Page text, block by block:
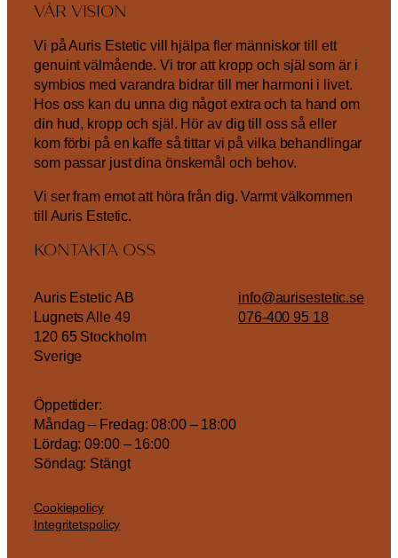
VÅR VISION
Vi på Auris Estetic vill hjälpa fler människor till ett
genuint välmående. Vi tror att kropp och själ som är i
symbios med varandra bidrar till mer harmoni i livet.
Hos oss kan du unna dig något extra och ta hand om
din hud, kropp och själ. Hör av dig till oss så eller
kom förbi på en kaffe så tittar vi på vilka behandlingar
som passar just dina önskemål och behov.
Vi ser fram emot att höra från dig. Varmt välkommen
till Auris Estetic.
KONTAKTA OSS
Auris Estetic AB
Lugnets Alle 49
120 65 Stockholm
Sverige
info@aurisestetic.se
076-400 95 18
Öppettider:
Måndag – Fredag: 08:00 – 18:00
Lördag: 09:00 – 16:00
Söndag: Stängt
Cookiepolicy
Integritetspolicy